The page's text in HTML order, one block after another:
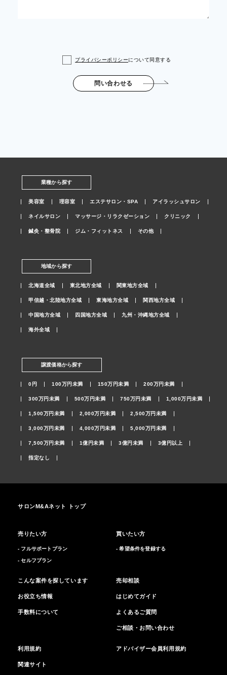
プライバシーポリシーについて同意する
問い合わせる
業種から探す
美容室 理容室 エステサロン・SPA アイラッシュサロン
ネイルサロン マッサージ・リラクゼーション クリニック
鍼灸・整骨院 ジム・フィットネス その他
地域から探す
北海道全域 東北地方全域 関東地方全域
甲信越・北陸地方全域 東海地方全域 関西地方全域
中国地方全域 四国地方全域 九州・沖縄地方全域
海外全域
譲渡価格から探す
0円 100万円未満 150万円未満 200万円未満
300万円未満 500万円未満 750万円未満 1,000万円未満
1,500万円未満 2,000万円未満 2,500万円未満
3,000万円未満 4,000万円未満 5,000万円未満
7,500万円未満 1億円未満 3億円未満 3億円以上
指定なし
サロンM&Aネット トップ
売りたい方
- フルサポートプラン
- セルフプラン
買いたい方
- 希望条件を登録する
こんな案件を探しています
お役立ち情報
手数料について
売却相談
はじめてガイド
よくあるご質問
ご相談・お問い合わせ
利用規約 アドバイザー会員利用規約
関連サイト